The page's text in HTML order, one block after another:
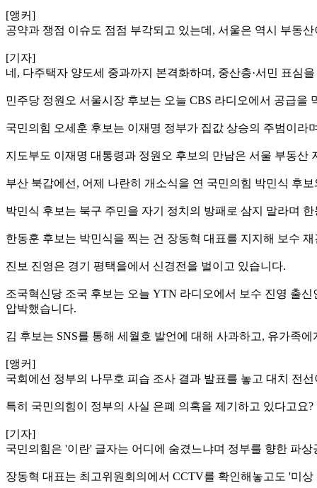
[앵커]
공약과 쟁점 이슈도 점점 부각되고 있는데, 서울은 역시 부동산
[기자]
네, 다주택자 양도세 중과까지 본격화하며, 중산층·서민 표심
민주당 정원오 서울시장 후보는 오늘 CBS 라디오에서 공급
국민의힘 오세훈 후보는 이재명 정부가 집값 상승의 주범이라
지도부도 이재명 대통령과 정원오 후보의 만남은 서울 부동
부산 북갑에선, 어제 나란히 개소식을 연 국민의힘 박민식 후
박민식 후보는 북구 주민을 자기 정치의 방패로 삼지 말라며
한동훈 후보는 박민식을 찍는 건 장동혁 대표를 지지해 보수
진보 진영은 경기 평택을에서 신경전을 벌이고 있습니다.
조국혁신당 조국 후보는 오늘 YTN 라디오에서 보수 진영 출
압박했습니다.
김 후보는 SNS를 통해 세월호 발언에 대해 사과하고, 유가족
[앵커]
국회에선 정부의 나무호 피습 조사 결과 발표를 놓고 대치 전
특히 국민의힘이 정부의 사실 은폐 의혹을 제기하고 있다고요?
[기자]
국민의힘은 '이란' 글자는 어디에 숨겼느냐며 정부를 향한 파
장동혁 대표는 최고위원회의에서 CCTV를 확인해놓고도 '미